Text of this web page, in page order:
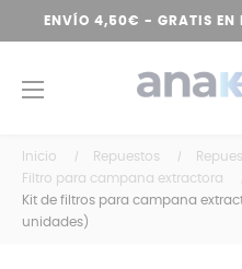
ENVÍO 4,50€ - GRATIS EN
Navegación
☰
Inicio Repuestos
Filtro para campana extractora
Kit de filtros para campana
unidades)